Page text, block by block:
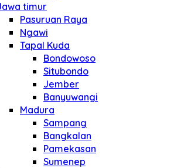
timur
Pasuruan Raya
Ngawi
Tapal Kuda
Bondowoso
Situbondo
Jember
Banyuwangi
Madura
Sampang
Bangkalan
Pamekasan
Sumenep